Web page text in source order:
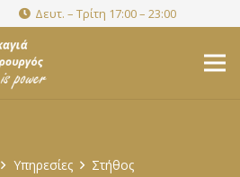
Δευτ. – Τρίτη 17:00 – 23:00
Υπηρεσίες Στήθος